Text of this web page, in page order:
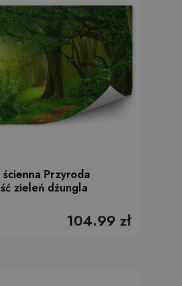
Przyroda
zieleń dżungla
104.99 zł